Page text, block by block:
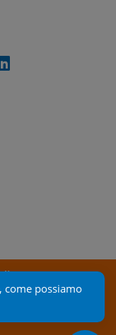
come possiamo